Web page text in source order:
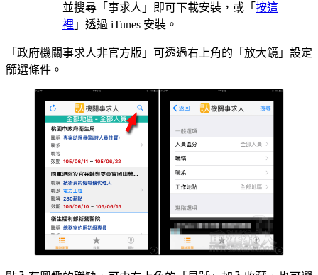
並搜尋「事求人」即可下載安裝，或「 按這
裡 」透過 iTunes 安裝。
「政府機關事求人非官方版」可透過右上角的「放大鏡」設定
篩選條件。